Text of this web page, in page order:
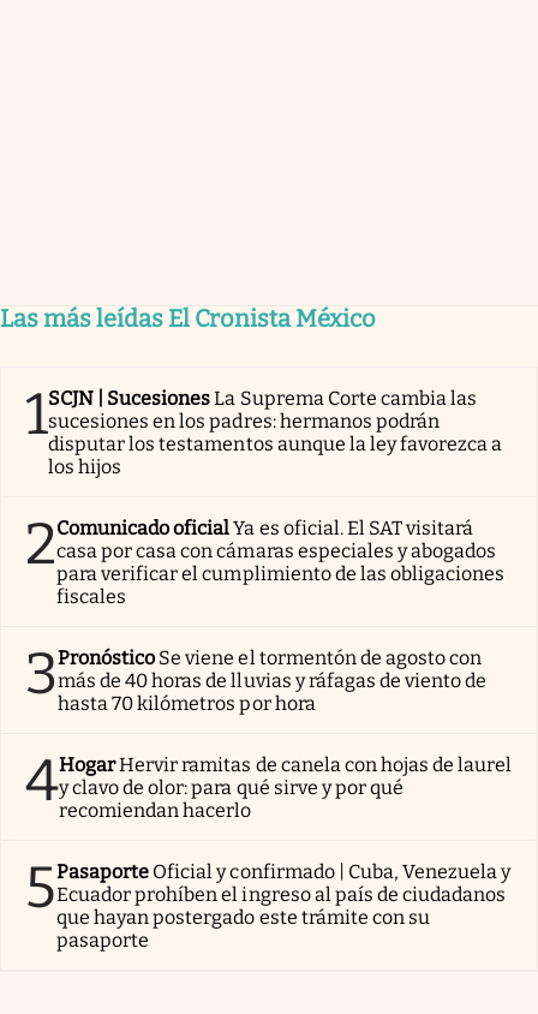
Las más leídas El Cronista México
1SCJN | SucesionesLa Suprema Corte cambia las
sucesiones en los padres: hermanos podrán
disputar los testamentos aunque la ley favorezca a
los hijos
2Comunicado oficialYa es oficial. El SAT visitará
casa por casa con cámaras especiales y abogados
para verificar el cumplimiento de las obligaciones
fiscales
3Pronóstico Se viene el tormentón de agosto con
más de 40 horas de lluvias y ráfagas de viento de
hasta 70 kilómetros por hora
4HogarHervir ramitas de canela con hojas de laurel
y clavo de olor: para qué sirve y por qué
recomiendan hacerlo
5Pasaporte Oficial y confirmado | Cuba, Venezuela y
Ecuador prohíben el ingreso al país de ciudadanos
que hayan postergado este trámite con su
pasaporte